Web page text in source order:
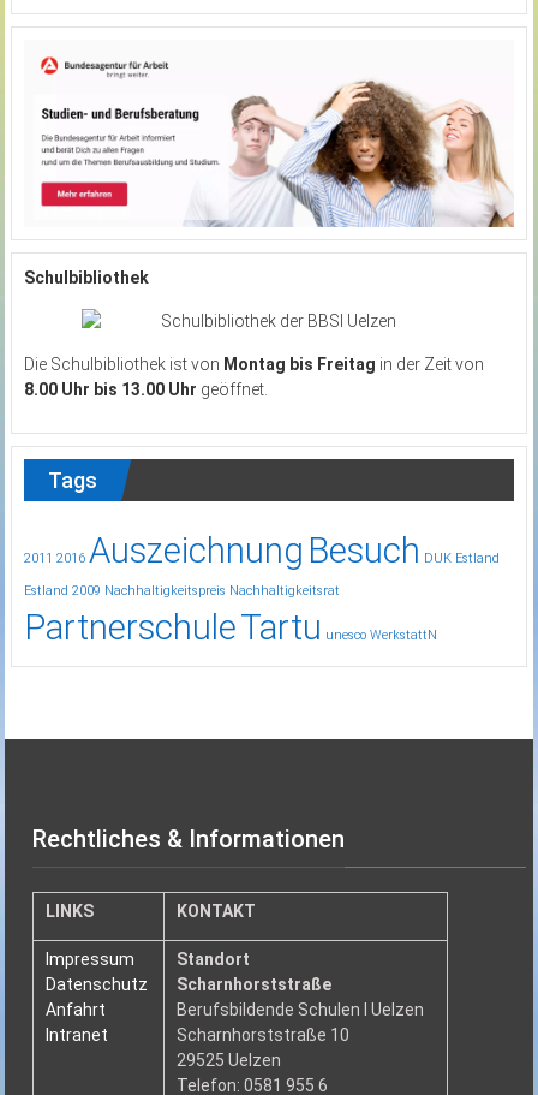
Schulbibliothek
Die Schulbibliothek ist von Montag bis Freitag in der Zeit von
8.00 Uhr bis 13.00 Uhr geöffnet.
Tags
2011 2016 Auszeichnung Besuch DUK Estland
Estland 2009 Nachhaltigkeitspreis Nachhaltigkeitsrat
PartnerschuleTartu unesco WerkstattN
Rechtliches & Informationen
LINKS KONTAKT
Impressum
Datenschutz
Anfahrt
Intranet
Standort
Scharnhorststraße
Berufsbildende Schulen I Uelzen
Scharnhorststraße 10
29525 Uelzen
Telefon: 0581 955 6